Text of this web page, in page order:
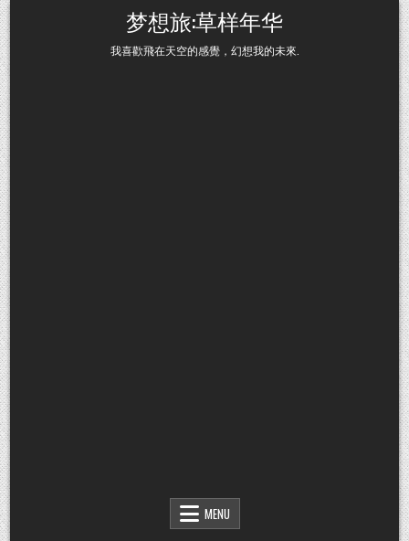
Skip to content 梦想旅:草样年华
我喜歡飛在天空的感覺，幻想我的未來.
MENU